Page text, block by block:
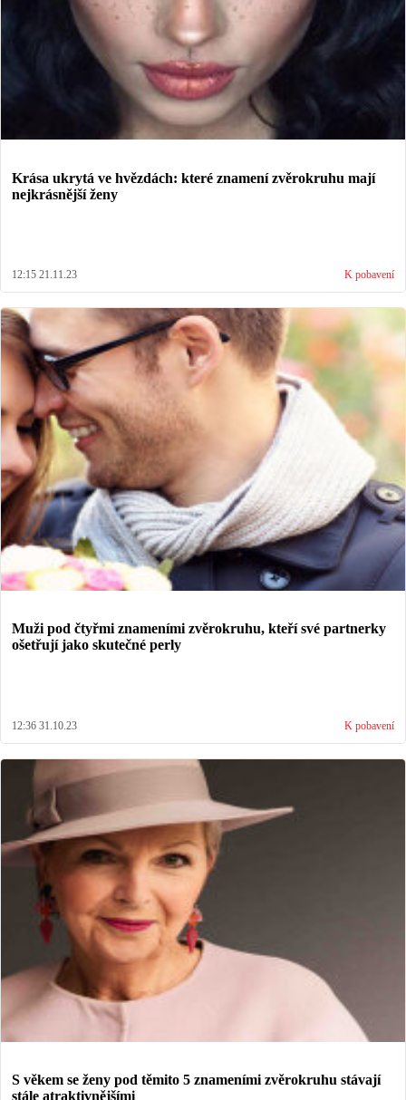
Krása ukrytá ve hvězdách: které znamení zvěrokruhu mají
nejkrásnější ženy
12:15 21.11.23 K pobavení
Muži pod čtyřmi znameními zvěrokruhu, kteří své partnerky
ošetřují jako skutečné perly
12:36 31.10.23 K pobavení
S věkem se ženy pod těmito 5 znameními zvěrokruhu stávají
stále atraktivnějšími